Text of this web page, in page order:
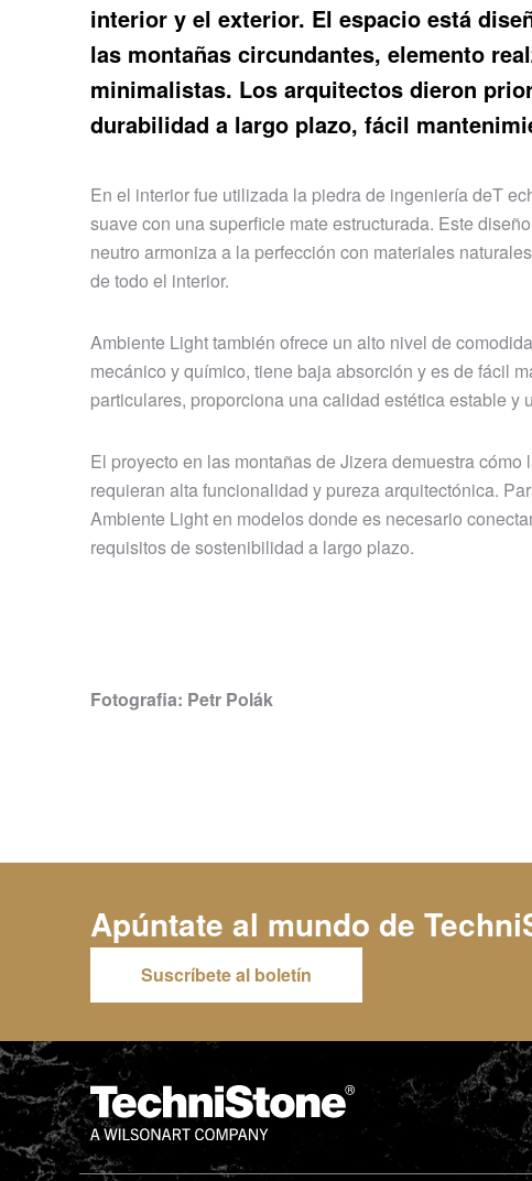
interior y el exterior. El espacio está
las montañas circundantes, elemento
minimalistas. Los arquitectos dieron
durabilidad a largo plazo, fácil
En el interior fue utilizada la piedra de ingeniería deT
suave con una superficie mate estructurada. Este
neutro armoniza a la perfección con materiales
de todo el interior.
Ambiente Light también ofrece un alto nivel de
mecánico y químico, tiene baja absorción y es de fácil
particulares, proporciona una calidad estética estable y
El proyecto en las montañas de Jizera demuestra
requieran alta funcionalidad y pureza arquitectónica.
Ambiente Light en modelos donde es necesario
requisitos de sostenibilidad a largo plazo.
Fotografia: Petr Polák
Apúntate al mundo de
Suscríbete al boletín